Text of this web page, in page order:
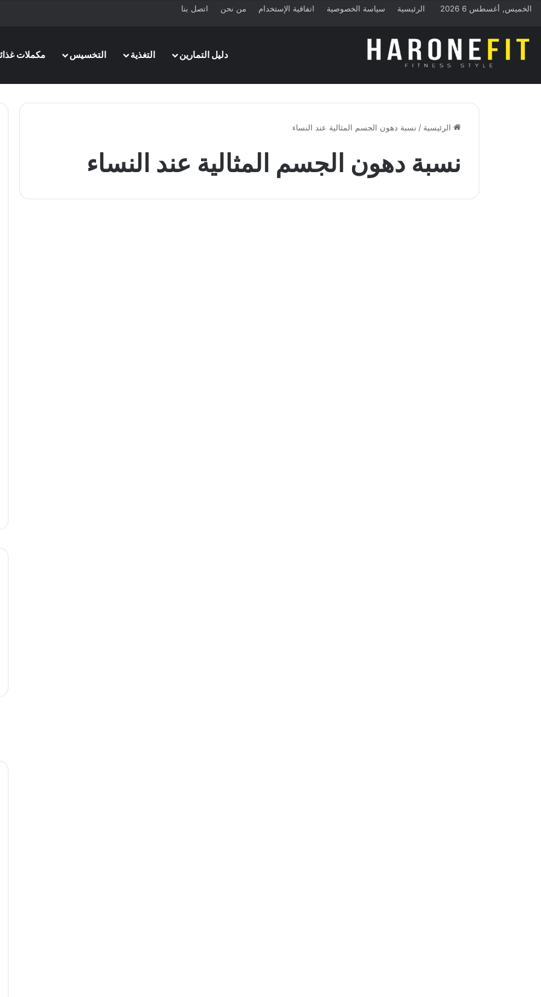
الخميس, أغسطس 6 2026 الرئيسية سياسة الخصوصية اتفاقية الإستخدام من نحن اتصل بنا
دليل التمارين
التغذية التخسيس مكملات
الرئيسية / نسبة دهون الجسم المثالية عند النساء
نسبة دهون الجسم المثالية عند النساء